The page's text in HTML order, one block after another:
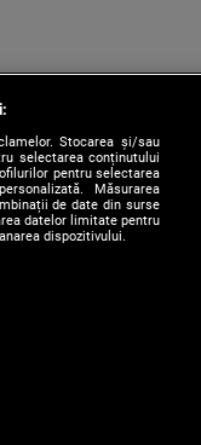
Stocarea și/sau
selectarea conținutului
pentru selectarea
Măsurarea
de date din surse
datelor limitate pentru
dispozitivului.